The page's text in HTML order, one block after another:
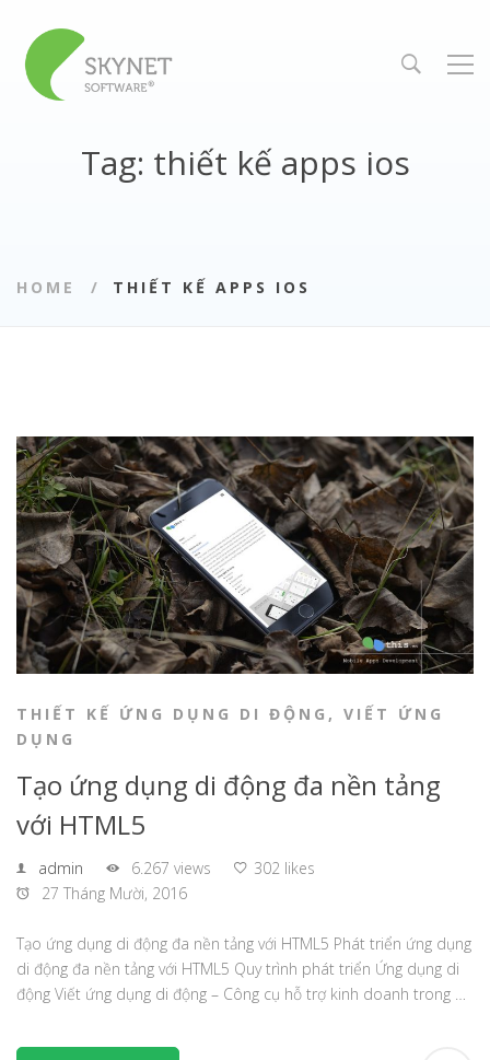
Tag: thiết kế apps ios
HOME THIẾT KẾ APPS IOS
THIẾT KẾ ỨNG DỤNG DI ĐỘNG , VIẾT ỨNG
DỤNG
Tạo ứng dụng di động đa nền tảng
với HTML5
admin 6.267 views
302 likes
27 Tháng Mười, 2016
Tạo ứng dụng di động đa nền tảng với HTML5 Phát triển ứng dụng
di động đa nền tảng với HTML5 Quy trình phát triển Ứng dụng di
động Viết ứng dụng di động – Công cụ hỗ trợ kinh doanh trong …